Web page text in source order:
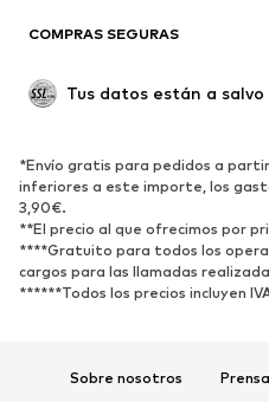
Nuevo
Zapatos bajos
Zapatos abiertos
DEPORTE
Ropa deportiva
Complementos deportivos
COMPRAS SEGURAS
Tus datos están a
*Envío gratis para pedidos a
inferiores a este importe, los
3,90€.
**El precio al que ofrecimos por
****Gratuito para todos los
cargos para las llamadas
******Todos los precios incluyen
Sobre nosotros Prensa